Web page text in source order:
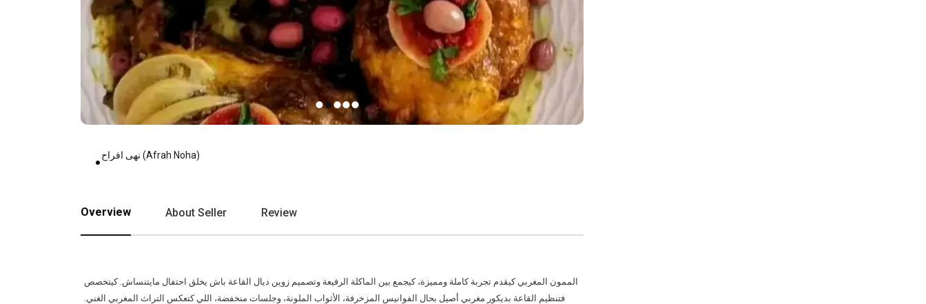
نهى افراح (Afrah Noha)
Overview About Seller Review
الممون المغربي كيقدم تجربة كاملة ومميزة، كيجمع بين الماكلة الرفيعة وتصميم زوين ديال القاعة باش يخلق احتفال مايتنساش. كيتخصص
فتنظيم القاعة بديكور مغربي أصيل بحال الفوانيس المزخرفة، الأثواب الملونة، وجلسات منخفضة، اللي كتعكس التراث المغربي الغني.